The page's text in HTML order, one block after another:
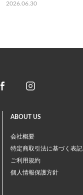
2026.06.30
ABOUT US
会社概要
特定商取引法に基づく表記
ご利用規約
個人情報保護方針